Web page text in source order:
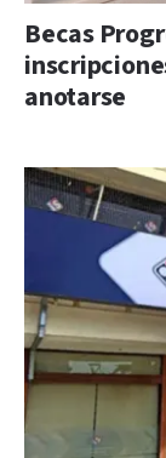
Becas
anotarse